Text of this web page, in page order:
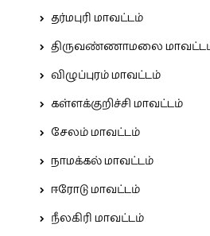
தர்மபுரி மாவட்டம்
திருவண்ணாமலை
விழுப்புரம் மாவட்டம்
கள்ளக்குறிச்சி மாவட்டம்
சேலம் மாவட்டம்
நாமக்கல் மாவட்டம்
ஈரோடு மாவட்டம்
நீலகிரி மாவட்டம்